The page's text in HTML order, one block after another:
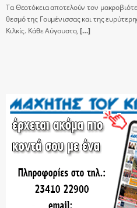
Τα Θεοτόκεια αποτελούν τον
θεσμό της Γουμένισσας και της
Κιλκίς. Κάθε Αύγουστο, […]